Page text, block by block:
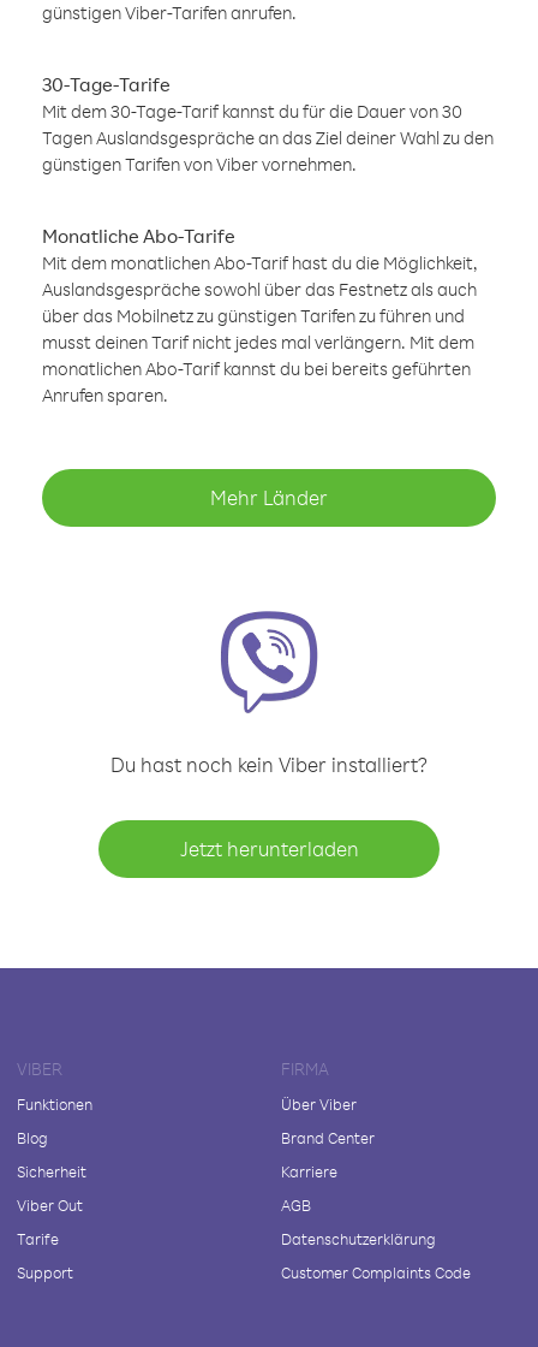
günstigen Viber-Tarifen anrufen.
30-Tage-Tarife
Mit dem 30-Tage-Tarif kannst du für die Dauer von 30
Tagen Auslandsgespräche an das Ziel deiner Wahl zu den
günstigen Tarifen von Viber vornehmen.
Monatliche Abo-Tarife
Mit dem monatlichen Abo-Tarif hast du die Möglichkeit,
Auslandsgespräche sowohl über das Festnetz als auch
über das Mobilnetz zu günstigen Tarifen zu führen und
musst deinen Tarif nicht jedes mal verlängern. Mit dem
monatlichen Abo-Tarif kannst du bei bereits geführten
Anrufen sparen.
Mehr Länder
Du hast noch kein Viber installiert?
Jetzt herunterladen
VIBER
Funktionen
Blog
Sicherheit
Viber Out
Tarife
Support
FIRMA
Über Viber
Brand Center
Karriere
AGB
Datenschutzerklärung
Customer Complaints Code